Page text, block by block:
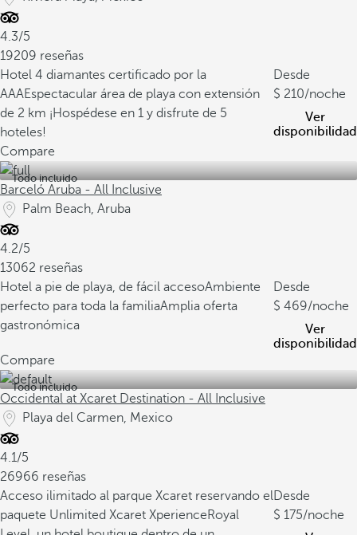
4.3/5
19209 reseñas
Hotel 4 diamantes certificado por la
AAAEspectacular área de playa con extensión
de 2 km ¡Hospédese en 1 y disfrute de 5
hoteles!
Desde
210/noche
Ver
disponibilidad
Compare
Todo incluido
Barceló Aruba - All Inclusive
Palm Beach, Aruba
4.2/5
13062 reseñas
Hotel a pie de playa, de fácil accesoAmbiente
perfecto para toda la familiaAmplia oferta
gastronómica
Desde
469/noche
Ver
disponibilidad
Compare
Todo incluido
Occidental at Xcaret Destination - All Inclusive
Playa del Carmen, Mexico
4.1/5
26966 reseñas
Acceso ilimitado al parque Xcaret reservando el
paquete Unlimited Xcaret XperienceRoyal
Desde
175/noche